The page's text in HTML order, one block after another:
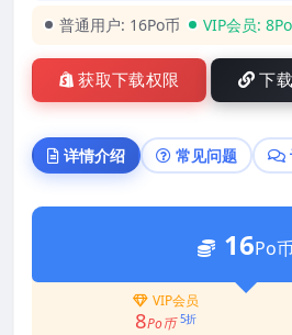
普通用户: 16Po币 VIP会员:
获取下载权限 下
详情介绍 常见问题
16Po币
VIP会员
8Po币 5折